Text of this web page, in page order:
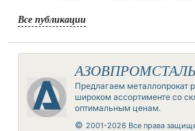
Все публикации
АЗОВПРОМСТАЛЬ
Предлагаем металлопрокат
широком ассортименте со
оптимальным ценам.
© 2001-2026 Все права